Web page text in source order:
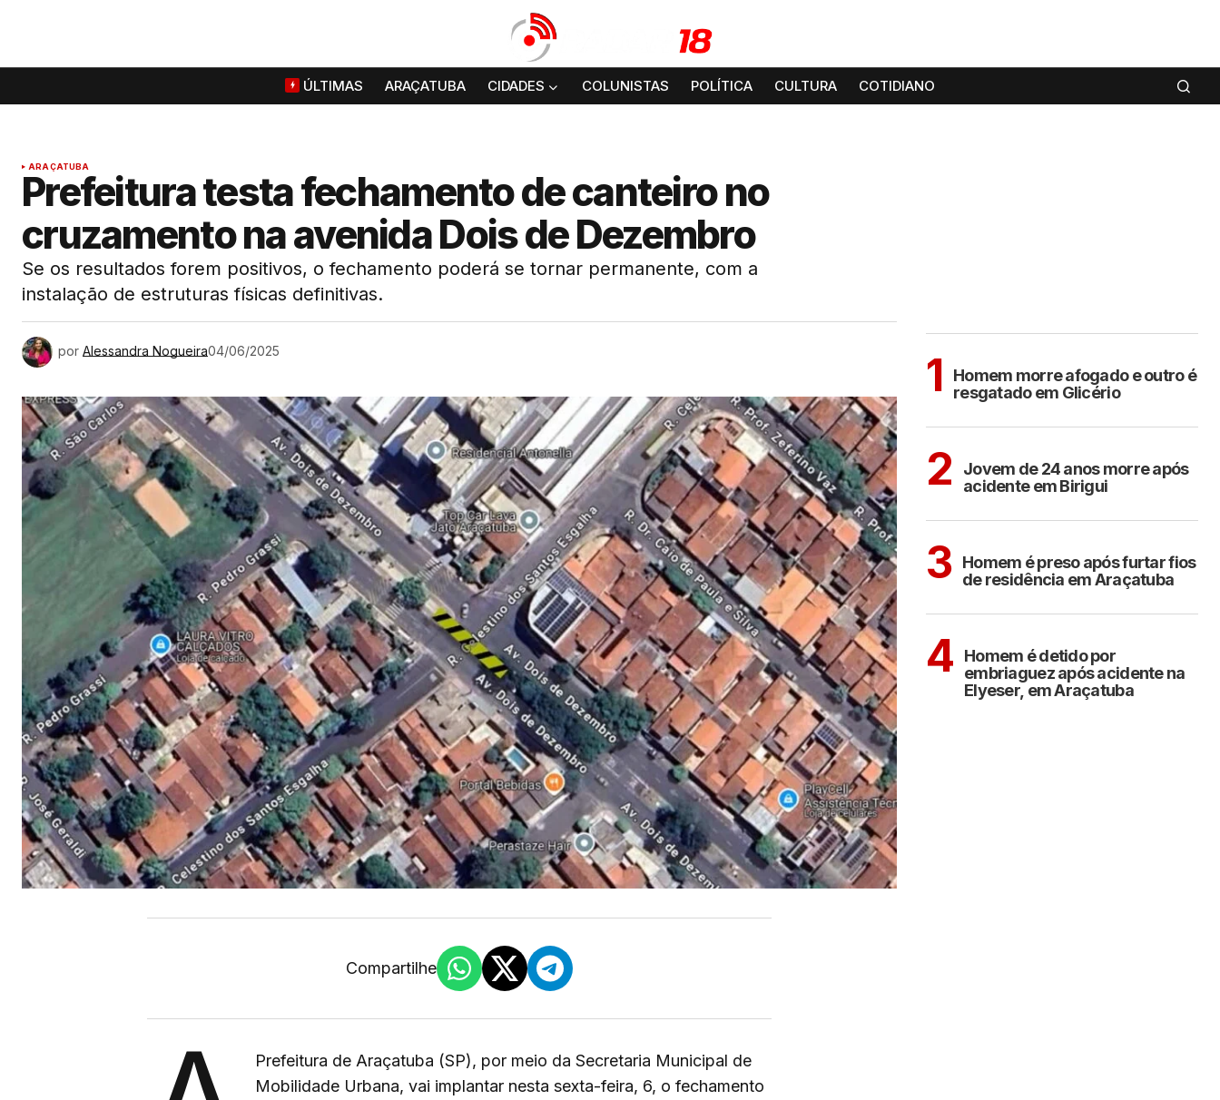
ÚLTIMAS ARAÇATUBA CIDADES COLUNISTAS POLÍTICA CULTURA COTIDIANO
ARAÇATUBA
Prefeitura testa fechamento de canteiro no
cruzamento na avenida Dois de Dezembro
Se os resultados forem positivos, o fechamento poderá se tornar permanente, com a
instalação de estruturas físicas definitivas.
por Alessandra Nogueira04/06/2025
Compartilhe
Prefeitura de Araçatuba (SP), por meio da Secretaria Municipal de
Mobilidade Urbana, vai implantar nesta sexta-feira, 6, o fechamento
1
Homem morre afogado e outro é
resgatado em Glicério
2
Jovem de 24 anos morre após
acidente em Birigui
3 Homem é preso após furtar fios
de residência em Araçatuba
4
Homem é detido por
embriaguez após acidente na
Elyeser, em Araçatuba